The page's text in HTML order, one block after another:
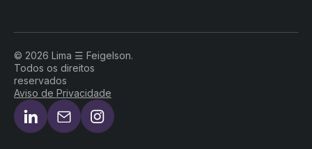
© 2026 Lima ☰ Feigelson.
Todos os direitos
reservados
Aviso de Privacidade